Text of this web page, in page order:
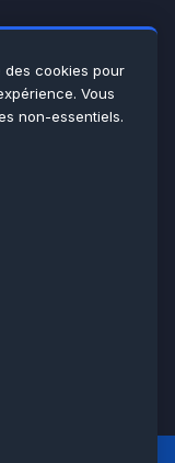
cookies pour
Vous
non-essentiels.